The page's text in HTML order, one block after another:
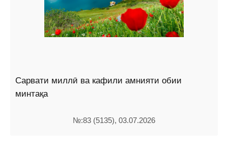
Сарвати миллӣ ва кафили амнияти обии
минтақа
№:83 (5135), 03.07.2026